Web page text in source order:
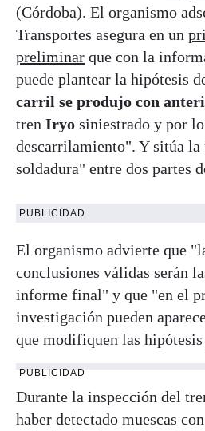
(Córdoba). El organismo
Transportes asegura en un
preliminar que con la
puede plantear la hipótesis
carril se produjo con
tren Iryo siniestrado y por
descarrilamiento". Y sitúa la
soldadura" entre dos partes
PUBLICIDAD
El organismo advierte que
conclusiones válidas serán
informe final" y que "en el
investigación pueden
que modifiquen las hipótesis
PUBLICIDAD
Durante la inspección del
haber detectado muescas